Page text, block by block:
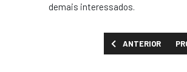
demais interessados.
ARTIGO ANTERIOR:
ANTERIOR